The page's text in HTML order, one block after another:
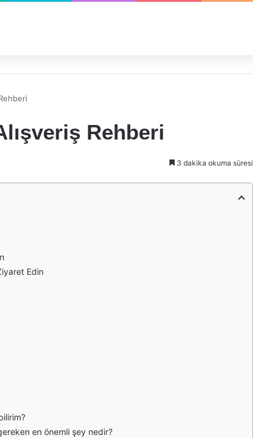
Rehberi
3 dakika okuma süresi
Edin
en önemli şey nedir?